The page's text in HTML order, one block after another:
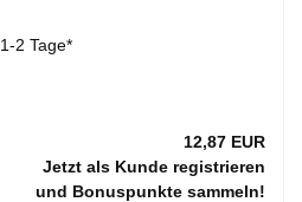
1-2 Tage*
12,87 EUR
Jetzt als Kunde registrieren
und Bonuspunkte sammeln!